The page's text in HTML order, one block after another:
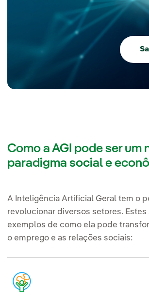
Como a AGI pode ser um
paradigma social e
A Inteligência Artificial Geral tem o
revolucionar diversos setores. Estes
exemplos de como ela pode
o emprego e as relações sociais: